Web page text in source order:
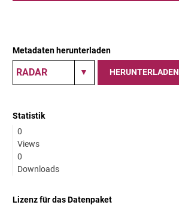
Metadaten herunterladen
HERUNTERLADEN
Statistik
0
Views
0
Downloads
Lizenz für das Datenpaket